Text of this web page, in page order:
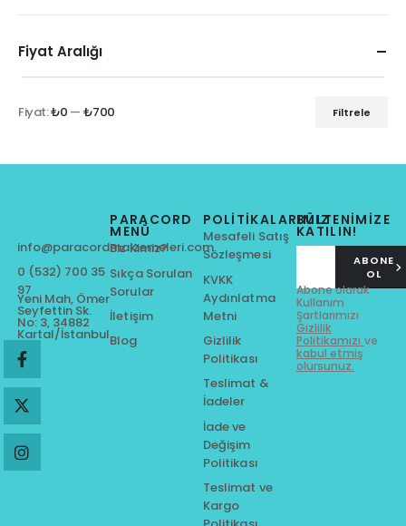
Fiyat Aralığı
Filtrele
Fiyat:₺0 — ₺700
info@paracordmalzemeleri.com
0 (532) 700 35
97
Yeni Mah, Ömer
Seyfettin Sk.
No: 3, 34882
Kartal/İstanbul
BÜLTENİMİZE
KATILIN!
ABONE
OL
Abone olarak
Kullanım
Şartlarımızı
Gizlilik
Politikamızı ve
kabul etmiş
olursunuz.
PARACORD
MENÜ
Biz Kimiz?
Sıkça Sorulan
Sorular
İletişim
Blog
POLITIKALARIMIZ
Mesafeli Satış
Sözleşmesi
KVKK
Aydınlatma
Metni
Gizlilik
Politikası
Teslimat &
İadeler
İade ve
Değişim
Politikası
Teslimat ve
Kargo